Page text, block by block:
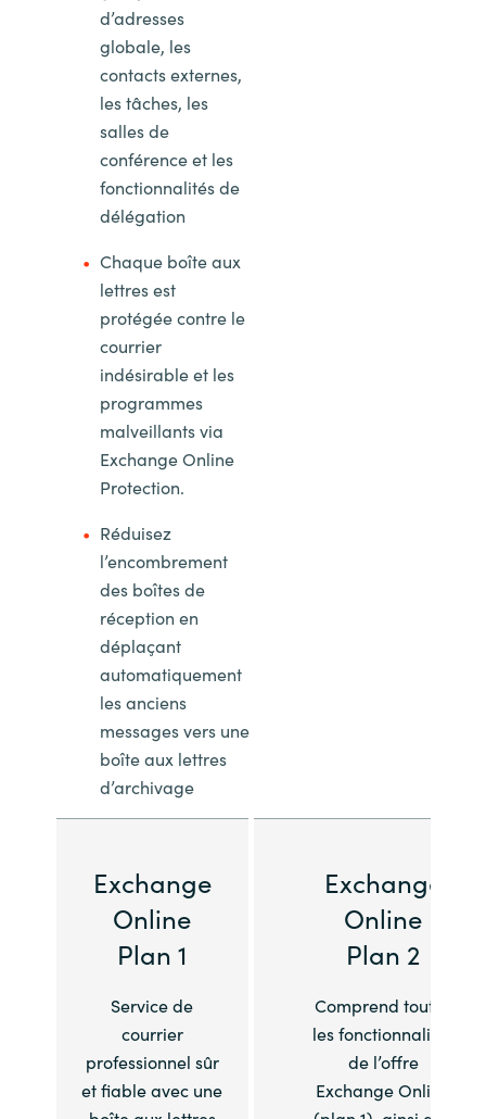
d’adresses
globale, les
contacts externes,
les tâches, les
salles de
conférence et les
fonctionnalités de
délégation
Chaque boîte aux
lettres est
protégée contre le
courrier
indésirable et les
programmes
malveillants via
Exchange Online
Protection.
Réduisez
l’encombrement
des boîtes de
réception en
déplaçant
automatiquement
les anciens
messages vers une
boîte aux lettres
d’archivage
Exchange
Online
Plan 1
Exchange
Online
Plan 2
Service de
courrier
professionnel sûr
et fiable avec une
Comprend toutes
les fonctionnalités
de l’offre
Exchange Online